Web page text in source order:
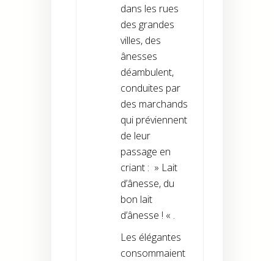
dans les rues
des grandes
villes, des
ânesses
déambulent,
conduites par
des marchands
qui préviennent
de leur
passage en
criant : » Lait
d’ânesse, du
bon lait
d’ânesse ! « .
Les élégantes
consommaient